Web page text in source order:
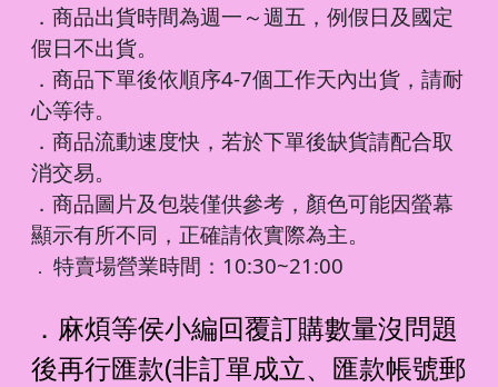
．商品出貨時間為週一～週五，例假日及國定
假日不出貨。
．商品下單後依順序4-7個工作天內出貨，請耐
心等待。
．商品流動速度快，若於下單後缺貨請配合取
消交易。
．商品圖片及包裝僅供參考，顏色可能因螢幕
顯示有所不同，正確請依實際為主。
． 特賣場營業時間：10:30~21:00
．麻煩等侯小編回覆訂購數量沒問題
後再行匯款(非訂單成立、匯款帳號郵